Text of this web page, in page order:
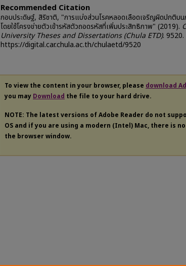
Recommended Citation
กอบประดิษฐ์, สิริชาติ, "การแบ่งส่วนโรคหลอดเลือดเจริญผิดปกติบ
โดยใช้โครงข่ายตัวเข้ารหัสตัวถอดรหัสที่เพิ่มประสิทธิภาพ" (2019).
University Theses and Dissertations (Chula ETD). 9520.
https://digital.car.chula.ac.th/chulaetd/9520
To view the content in your browser, please download
you may Download the file to your hard drive.
NOTE: The latest versions of Adobe Reader do not
OS and if you are using a modern (Intel) Mac, there is
the browser window.